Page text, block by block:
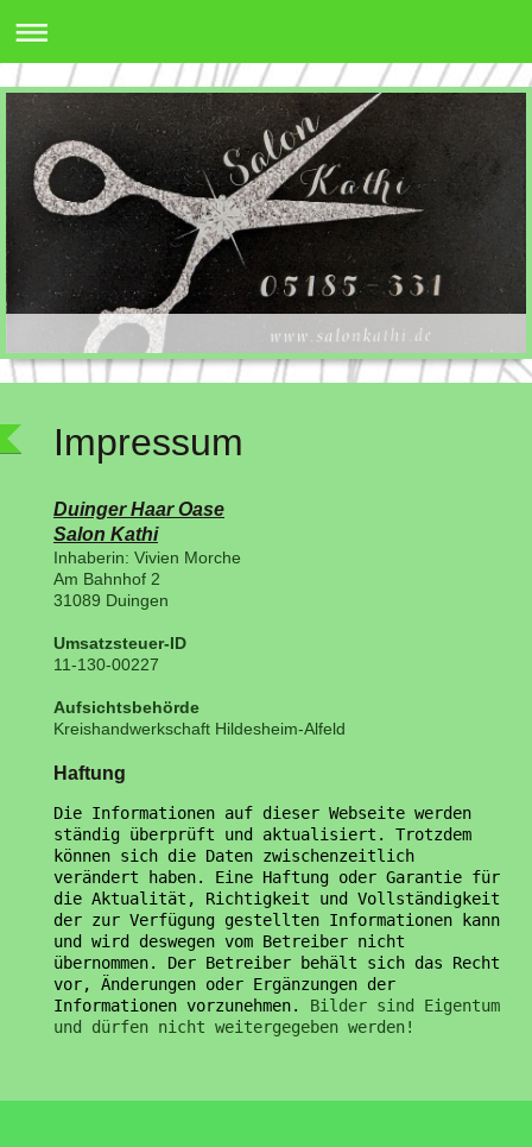
Impressum
Duinger Haar Oase
Salon Kathi
Inhaberin: Vivien Morche
Am Bahnhof 2
31089 Duingen
Umsatzsteuer-ID
11-130-00227
Aufsichtsbehörde
Kreishandwerkschaft Hildesheim-Alfeld
Haftung
Die Informationen auf dieser Webseite werden
ständig überprüft und aktualisiert. Trotzdem
können sich die Daten zwischenzeitlich
verändert haben. Eine Haftung oder Garantie für
die Aktualität, Richtigkeit und Vollständigkeit
der zur Verfügung gestellten Informationen kann
und wird deswegen vom Betreiber nicht
übernommen. Der Betreiber behält sich das Recht
vor, Änderungen oder Ergänzungen der
Informationen vorzunehmen.﻿
Bilder sind Eigentum